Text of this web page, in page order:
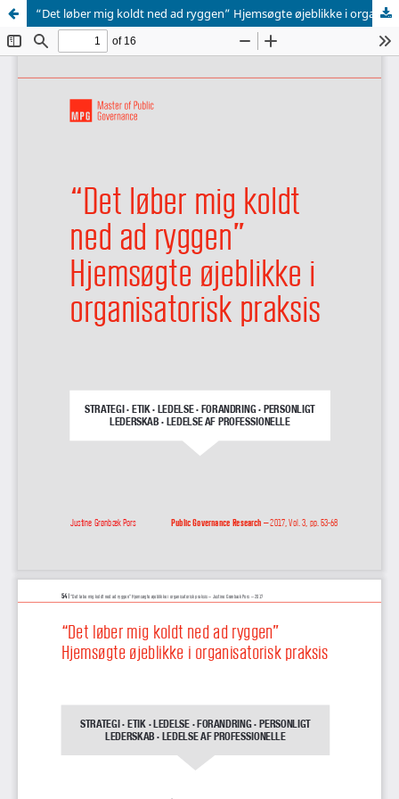
“Det løber mig koldt ned ad ryggen” Hjemsøgte øjeblikke i organisatorisk praksis